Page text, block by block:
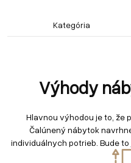
Kategória
Výhody
Hlavnou výhodou je to, že
Čalúnený nábytok
individuálnych potrieb. Bude